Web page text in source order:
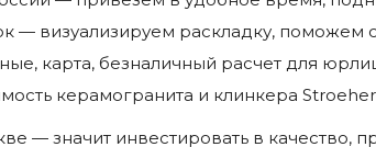
— визуализируем раскладку, поможем
карта, безналичный расчет для
керамогранита и клинкера
— значит инвестировать в